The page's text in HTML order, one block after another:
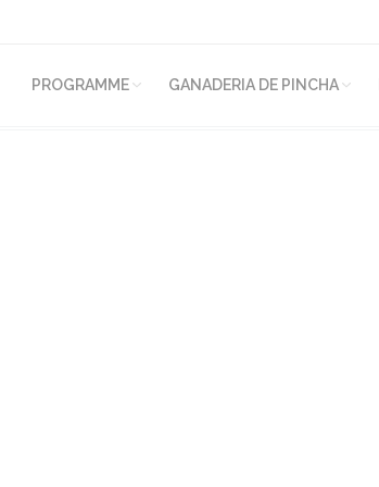
PROGRAMME GANADERIA DE PINCHA